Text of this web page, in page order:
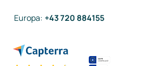
Europa: +43 720 884155